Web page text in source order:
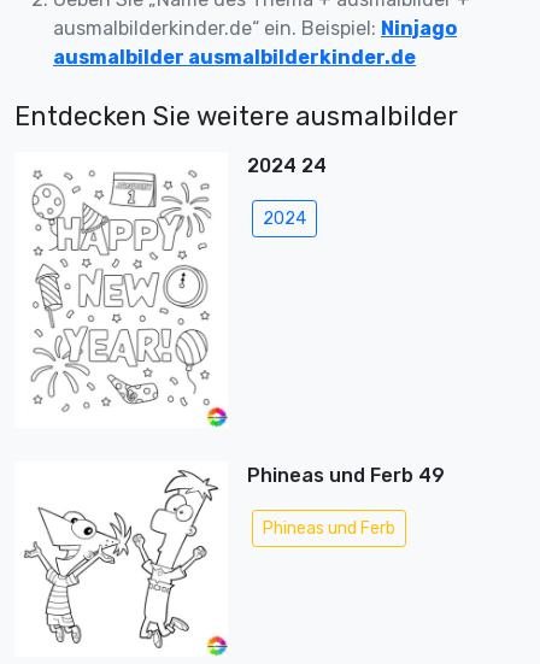
ausmalbilderkinder.de“ ein. Beispiel: Ninjago
ausmalbilder ausmalbilderkinder.de
Entdecken Sie weitere ausmalbilder
2024 24
2024
Phineas und Ferb 49
Phineas und Ferb